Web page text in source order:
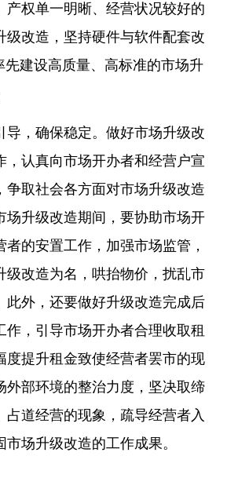
产权单一明晰、经营状况较好的
级改造，坚持硬件与软件配套改
先建设高质量、高标准的市场升
，确保稳定。做好市场升级改
，认真向市场开办者和经营户宣
争取社会各方面对市场升级改造
场升级改造期间，要协助市场开
者的安置工作，加强市场监管，
级改造为名，哄抬物价，扰乱市
此外，还要做好升级改造完成后
作，引导市场开办者合理收取租
度提升租金致使经营者罢市的现
外部环境的整治力度，坚决取缔
占道经营的现象，疏导经营者入
场升级改造的工作成果。